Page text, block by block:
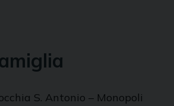
S. Antonio – Monopoli